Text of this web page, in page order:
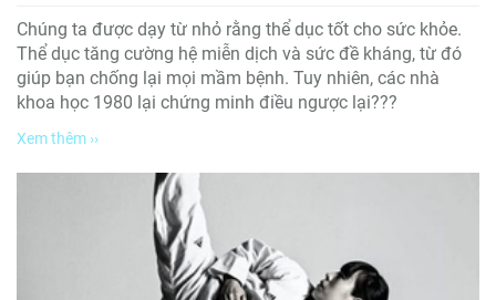
Chúng ta được dạy từ nhỏ rằng thể dục tốt cho sức khỏe.
Thể dục tăng cường hệ miễn dịch và sức đề kháng, từ đó
giúp bạn chống lại mọi mầm bệnh. Tuy nhiên, các nhà
khoa học 1980 lại chứng minh điều ngược lại???
Xem thêm ››